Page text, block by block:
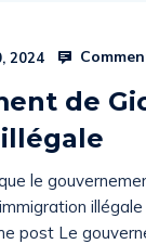
2024
de
le
post Le